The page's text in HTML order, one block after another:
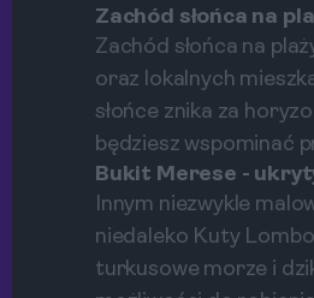
Zachód słońca na
Zachód słońca na
oraz lokalnych
słońce znika za
będziesz wspominać
Bukit Merese -
Innym niezwykle
niedaleko Kuty
turkusowe morze i